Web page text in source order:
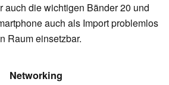
auch die wichtigen Bänder 20 und
auch als Import problemlos
Raum einsetzbar.
Networking